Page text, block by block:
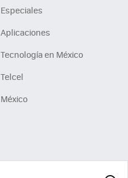
Especiales
Aplicaciones
Tecnología en México
Telcel
México